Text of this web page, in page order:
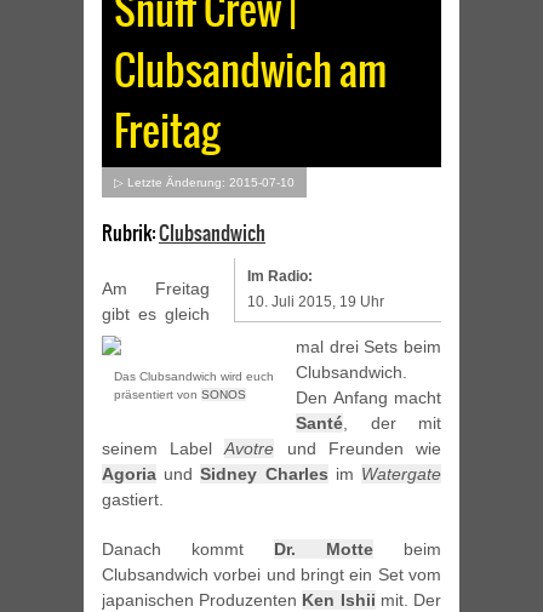
Clubsandwich am
Freitag
▷ Letzte Änderung: 2015-07-10
Rubrik:Clubsandwich
Im Radio:
10. Juli 2015, 19 Uhr
Das Clubsandwich wird euch
präsentiert von SONOS
Am Freitag
gibt es gleich
mal drei Sets beim
Clubsandwich.
Den Anfang macht
Santé, der mit
seinem LabelAvotre und Freunden wie
Agoria undSidney Charles im Watergate
gastiert.
Danach kommt Dr. Motte beim
Clubsandwich vorbei und bringt ein Set vom
japanischen Produzenten Ken Ishii mit. Der